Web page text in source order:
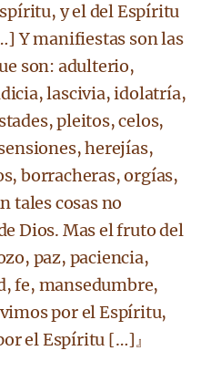
y el del Espíritu
Y manifiestas son las
son: adulterio,
lascivia, idolatría,
pleitos, celos,
herejías,
borracheras, orgías,
tales cosas no
Dios. Mas el fruto del
paz, paciencia,
fe, mansedumbre,
por el Espíritu,
el Espíritu […]』